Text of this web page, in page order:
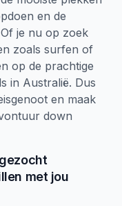
en de
je nu op zoek
zoals surfen of
op de prachtige
in Australië. Dus
en maak
down
met jou